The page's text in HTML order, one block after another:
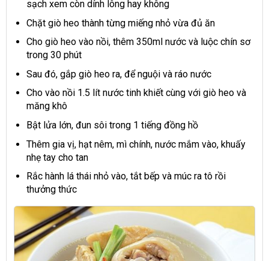
sạch xem còn dính lông hay không
Chặt giò heo thành từng miếng nhỏ vừa đủ ăn
Cho giò heo vào nồi, thêm 350ml nước và luộc chín sơ
trong 30 phút
Sau đó, gắp giò heo ra, để nguội và ráo nước
Cho vào nồi 1.5 lít nước tinh khiết cùng với giò heo và
măng khô
Bật lửa lớn, đun sôi trong 1 tiếng đồng hồ
Thêm gia vị, hạt nêm, mì chính, nước mắm vào, khuấy
nhẹ tay cho tan
Rắc hành lá thái nhỏ vào, tắt bếp và múc ra tô rồi
thưởng thức